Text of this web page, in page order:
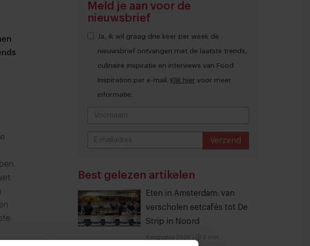
Meld je aan voor de
nieuwsbrief
Ja, ik wil graag drie keer per week de
nieuwsbrief ontvangen met de laatste trends,
culinaire inspiratie en interviews van Food
Inspiration per e-mail. Klik hier voor meer
informatie.
Verzend
Best gelezen artikelen
Eten in Amsterdam: van
verscholen eetcafés tot De
Strip in Noord
4 augustus 2026 6 min